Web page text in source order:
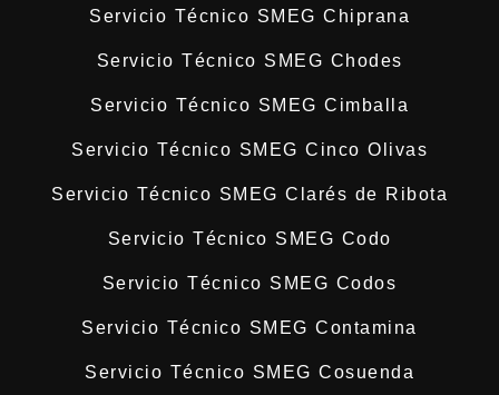
Servicio Técnico SMEG Chiprana
Servicio Técnico SMEG Chodes
Servicio Técnico SMEG Cimballa
Servicio Técnico SMEG Cinco Olivas
Servicio Técnico SMEG Clarés de Ribota
Servicio Técnico SMEG Codo
Servicio Técnico SMEG Codos
Servicio Técnico SMEG Contamina
Servicio Técnico SMEG Cosuenda